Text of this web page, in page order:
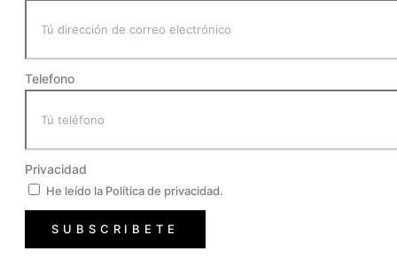
Telefono
Privacidad
He leído la Política de privacidad.
SUBSCRIBETE